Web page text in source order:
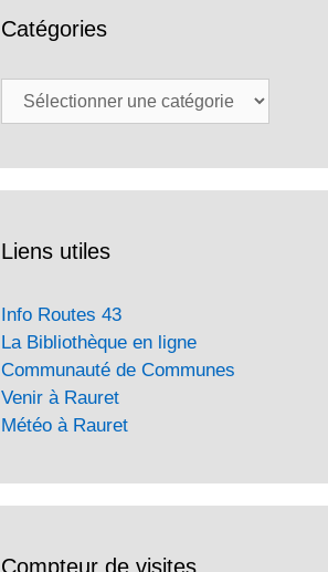
Catégories
Catégories
Liens utiles
Info Routes 43
La Bibliothèque en ligne
Communauté de Communes
Venir à Rauret
Météo à Rauret
Compteur de visites